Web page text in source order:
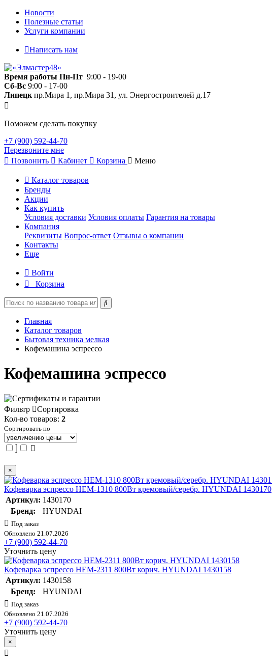
Новости
Полезные статьи
Услуги компании
Написать нам
Время работы Пн-Пт 9:00 - 19-00
Сб-Вс 9:00 - 17-00
Липецк пр.Мира 1, пр.Мира 31, ул. Энергостроителей д.17
Поможем сделать покупку
+7 (900) 592-44-70
Перезвоните мне
Позвонить
Кабинет Корзина Меню
Каталог товаров
Бренды
Акции
Как купить
Условия доставки Условия оплаты Гарантия на товары
Компания
Реквизиты Вопрос-ответ Отзывы о компании
Контакты
Еще
Войти
Корзина
Главная
Каталог товаров
Бытовая техника мелкая
Кофемашина эспрессо
Кофемашина эспрессо
Фильтр
Сортировка
Кол-во товаров: 2
Сортировать по
×
Кофеварка эспрессо HEM-1310 800Вт кремовый/серебр. HYUNDAI 1430170
Артикул: 1430170
Бренд:
HYUNDAI
Под заказ
Обновлено 21.07.2026
+7 (900) 592-44-70
Уточнить цену
Кофеварка эспрессо HEM-2311 800Вт корич. HYUNDAI 1430158
Артикул: 1430158
Бренд:
HYUNDAI
Под заказ
Обновлено 21.07.2026
+7 (900) 592-44-70
Уточнить цену
×